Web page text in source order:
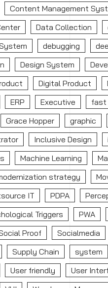
Content Management
Data Collection
debugging
Design System
Digital Product
ERP Executive fast
Grace Hopper graphic
Inclusive Design
Machine Learning
strategy
IT PDPA
Triggers PWA
Proof Socialmedia
Supply Chain system
User friendly User